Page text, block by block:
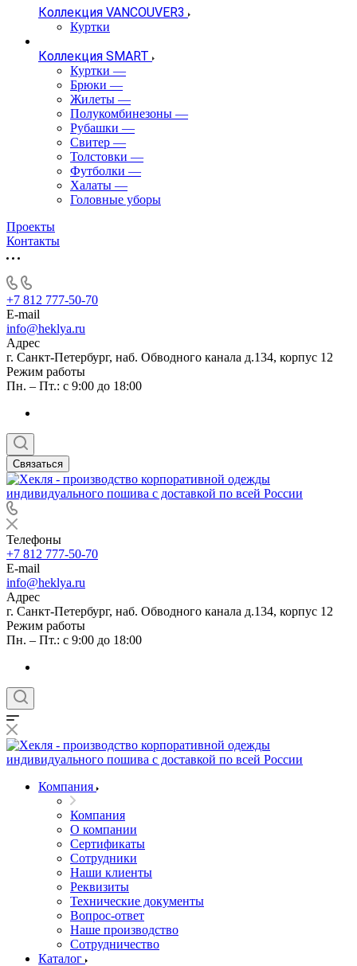
Коллекция VANCOUVER3
Куртки
Коллекция SMART
Куртки —
Брюки —
Жилеты —
Полукомбинезоны —
Рубашки —
Свитер —
Толстовки —
Футболки —
Халаты —
Головные уборы
Проекты
Контакты
+7 812 777-50-70
E-mail
info@heklya.ru
Адрес
г. Санкт-Петербург, наб. Обводного канала д.134, корпус 12
Режим работы
Пн. – Пт.: с 9:00 до 18:00
Связаться
Телефоны
+7 812 777-50-70
E-mail
info@heklya.ru
Адрес
г. Санкт-Петербург, наб. Обводного канала д.134, корпус 12
Режим работы
Пн. – Пт.: с 9:00 до 18:00
Компания
Компания
О компании
Сертификаты
Сотрудники
Наши клиенты
Реквизиты
Технические документы
Вопрос-ответ
Наше производство
Сотрудничество
Каталог